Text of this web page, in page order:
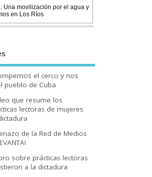
el cerco y nos
pueblo de Cuba
que resume los
lectoras de mujeres
de la Red de Medios
sobre prácticas lectoras
a la dictadura